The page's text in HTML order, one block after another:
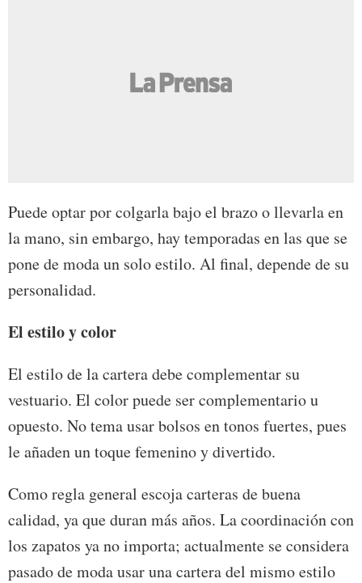
Puede optar por colgarla bajo el brazo o llevarla en
la mano, sin embargo, hay temporadas en las que se
pone de moda un solo estilo. Al final, depende de su
personalidad.
El estilo y color
El estilo de la cartera debe complementar su
vestuario. El color puede ser complementario u
opuesto. No tema usar bolsos en tonos fuertes, pues
le añaden un toque femenino y divertido.
Como regla general escoja carteras de buena
calidad, ya que duran más años. La coordinación con
los zapatos ya no importa; actualmente se considera
pasado de moda usar una cartera del mismo estilo